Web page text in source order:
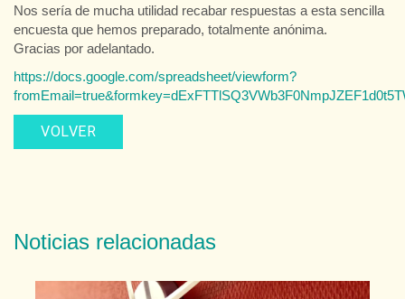
Nos sería de mucha utilidad recabar respuestas a esta sencilla
encuesta que hemos preparado, totalmente anónima.
Gracias por adelantado.
https://docs.google.com/spreadsheet/viewform?
VOLVER
Noticias relacionadas